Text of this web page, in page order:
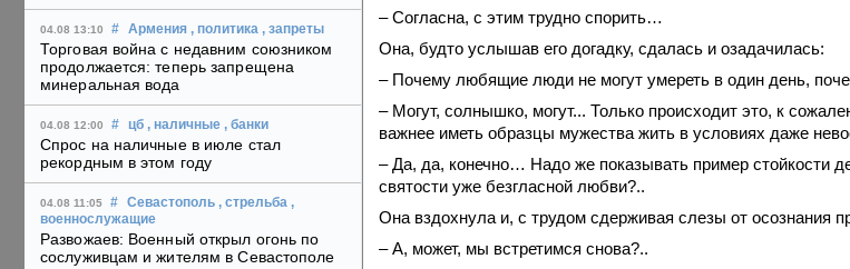
04.08 13:10 # Армения , политика , запреты
Торговая война с недавним союзником
продолжается: теперь запрещена
минеральная вода
04.08 12:00 # цб , наличные , банки
Спрос на наличные в июле стал
рекордным в этом году
04.08 11:05 # Севастополь , стрельба ,
военнослужащие
Развожаев: Военный открыл огонь по
сослуживцам и жителям в Севастополе
– Согласна, с этим трудно спорить…
Она, будто услышав его догадку, сдалась и озадачилась:
– Почему любящие люди не могут умереть в один день,
– Могут, солнышко, могут... Только происходит это, к
важнее иметь образцы мужества жить в условиях даже
– Да, да, конечно… Надо же показывать пример стойкости
святости уже безгласной любви?..
Она вздохнула и, с трудом сдерживая слезы от осознания
– А, может, мы встретимся снова?..